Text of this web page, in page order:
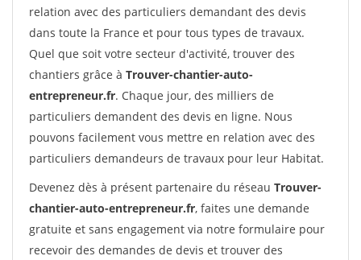
relation avec des particuliers demandant des devis
dans toute la France et pour tous types de travaux.
Quel que soit votre secteur d'activité, trouver des
chantiers grâce à Trouver-chantier-auto-
entrepreneur.fr. Chaque jour, des milliers de
particuliers demandent des devis en ligne. Nous
pouvons facilement vous mettre en relation avec des
particuliers demandeurs de travaux pour leur Habitat.
Devenez dès à présent partenaire du réseau Trouver-
chantier-auto-entrepreneur.fr, faites une demande
gratuite et sans engagement via notre formulaire pour
recevoir des demandes de devis et trouver des